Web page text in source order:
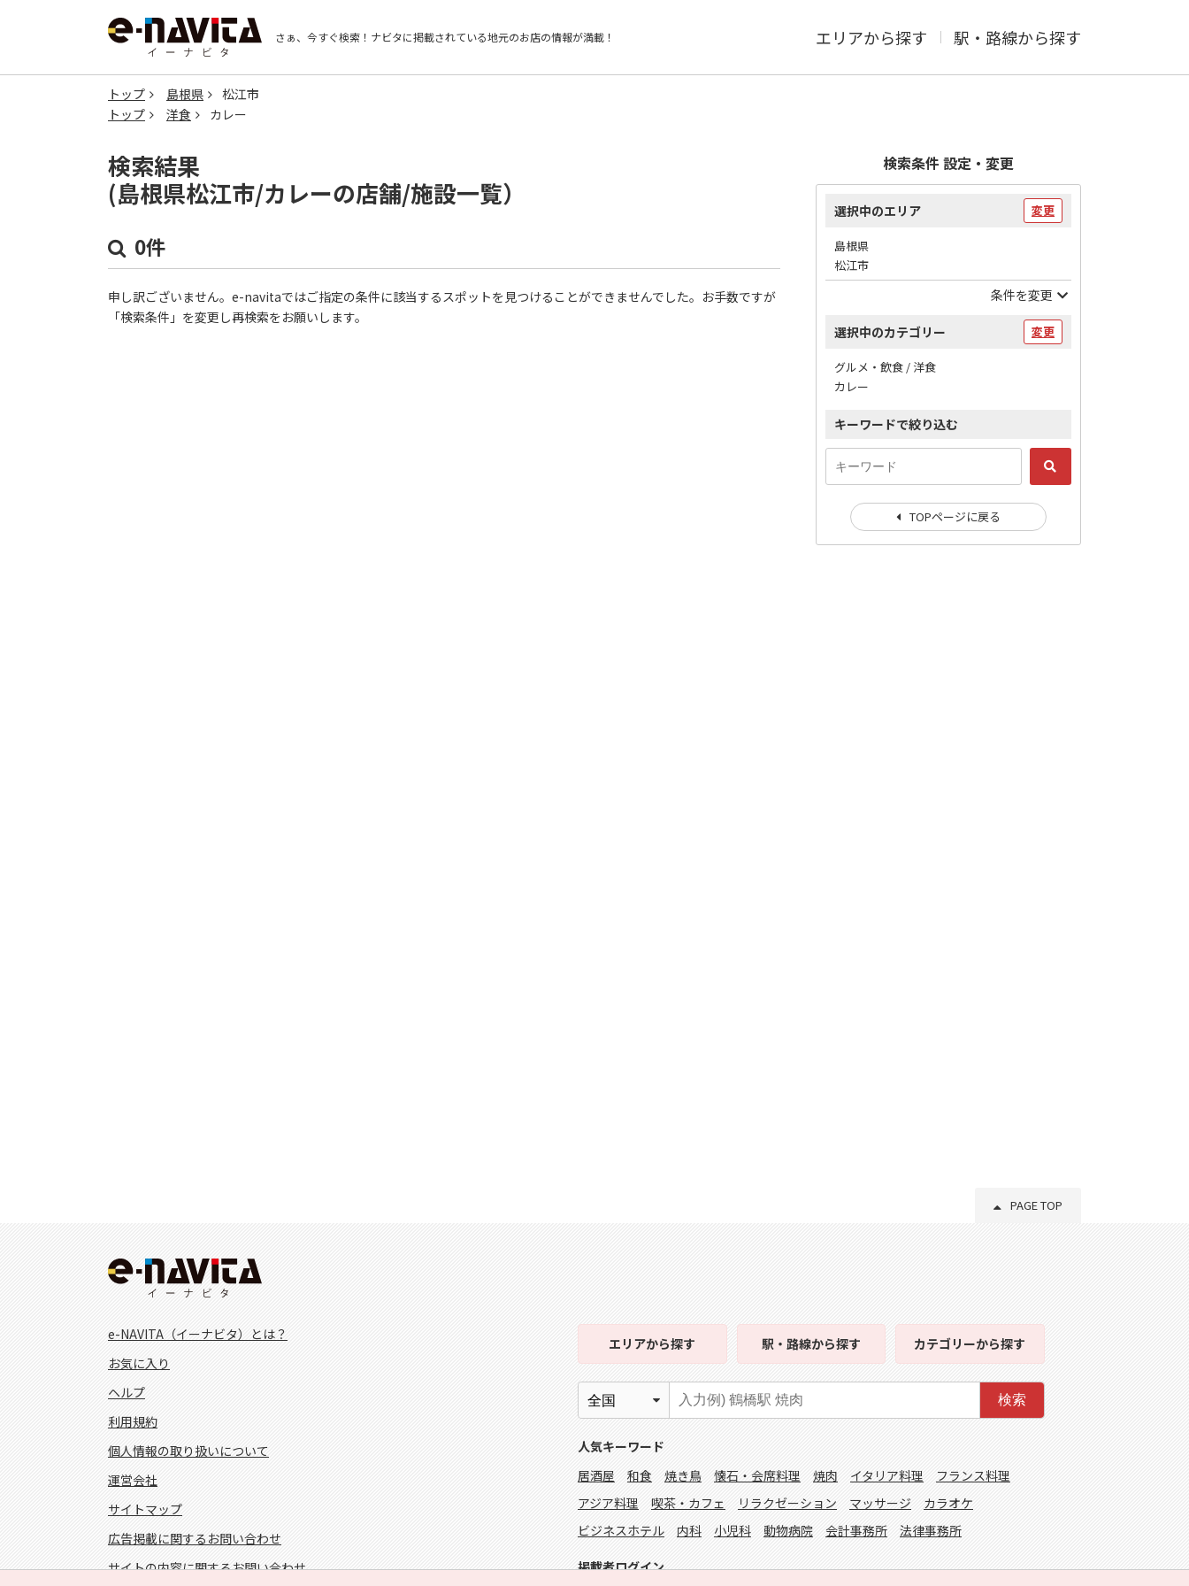
さぁ、今すぐ検索！ ナビタに掲載されている地元のお店の情報が満載！ エリアから探す 駅・路線から探す
トップ 島根県
松江市
トップ
洋食 カレー
検索結果
(島根県松江市/カレーの店舗/施設一覧）
0件
申し訳ございません。e-navitaではご指定の条件に該当するスポットを見つけることができませんでした。お手数ですが
「検索条件」を変更し再検索をお願いします。
検索条件 設定・変更
選択中のエリア 変更
島根県
松江市
条件を変更
選択中のカテゴリー 変更
グルメ・飲食 / 洋食
カレー
キーワードで絞り込む
TOPページに戻る
PAGE TOP
e-NAVITA（イーナビタ）とは？
お気に入り
ヘルプ
利用規約
個人情報の取り扱いについて
運営会社
サイトマップ
広告掲載に関するお問い合わせ
サイトの内容に関するお問い合わせ
エリアから探す 駅・路線から探す カテゴリーから探す
検索
人気キーワード
居酒屋
和食 焼き鳥 懐石・会席料理 焼肉 イタリア料理
フランス料理
アジア料理
喫茶・カフェ リラクゼーション マッサージ
カラオケ
ビジネスホテル
内科 小児科 動物病院 会計事務所 法律事務所
掲載者ログイン